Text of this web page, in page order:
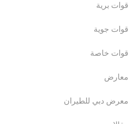
قوات برية
قوات جوية
قوات خاصة
معارض
معرض دبي للطيران